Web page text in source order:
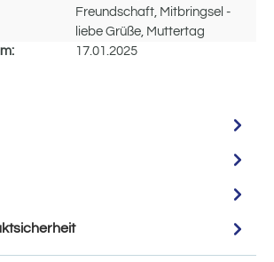
Freundschaft, Mitbringsel -
liebe Grüße, Muttertag
17.01.2025